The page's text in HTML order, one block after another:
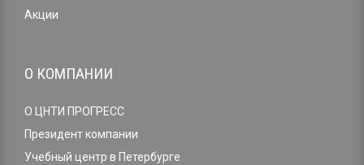
Акции
О КОМПАНИИ
О ЦНТИ ПРОГРЕСС
Президент компании
Учебный центр в Петербурге